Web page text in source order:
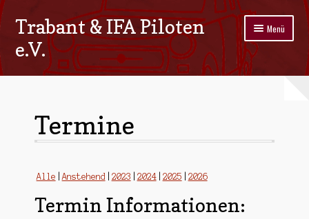
Zur
Navigation
springen
Zum
springen
Trabant & IFA Piloten
e.V.
Menü
Home
Galerie
Stammtisch
Kontakt
Termine
Alle Anstehend 2023 2024 2025 2026
Termin Informationen: